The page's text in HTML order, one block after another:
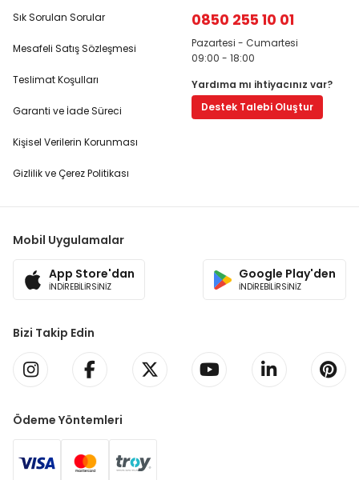
Sık Sorulan Sorular
Mesafeli Satış Sözleşmesi
Teslimat Koşulları
Garanti ve İade Süreci
Kişisel Verilerin Korunması
Gizlilik ve Çerez Politikası
0850 255 10 01
Pazartesi - Cumartesi
09:00 - 18:00
Yardıma mı ihtiyacınız var?
Destek Talebi Oluştur
Mobil Uygulamalar
App Store'dan
İNDİREBİLİRSİNİZ
Google Play'den
İNDİREBİLİRSİNİZ
Bizi Takip Edin
Ödeme Yöntemleri